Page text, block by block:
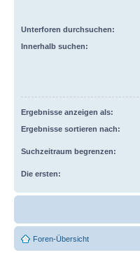
Unterforen durchsuchen:
Innerhalb suchen:
Ergebnisse anzeigen als:
Ergebnisse sortieren nach:
Suchzeitraum begrenzen:
Die ersten:
Foren-Übersicht